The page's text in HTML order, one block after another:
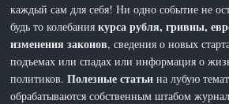
каждый сам для себя! Ни одно событие не
будь то колебаниякурса рубля, гривны,
изменения законов, сведения о новых
подъемах или спадах или информация о
политиков.Полезные статьи на лубую
обрабатываются собственным штабом